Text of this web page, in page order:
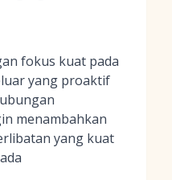
fokus kuat pada
yang proaktif
menambahkan
yang kuat